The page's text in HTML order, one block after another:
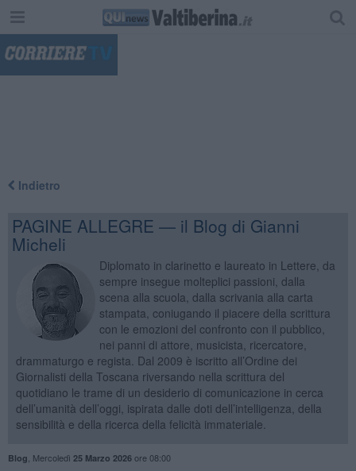
Indietro
PAGINE ALLEGRE — il Blog di Gianni
Micheli
Diplomato in clarinetto e laureato in Lettere, da
sempre insegue molteplici passioni, dalla
scena alla scuola, dalla scrivania alla carta
stampata, coniugando il piacere della scrittura
con le emozioni del confronto con il pubblico,
nei panni di attore, musicista, ricercatore,
drammaturgo e regista. Dal 2009 è iscritto all’Ordine dei
Giornalisti della Toscana riversando nella scrittura del
quotidiano le trame di un desiderio di comunicazione in cerca
dell’umanità dell’oggi, ispirata dalle doti dell’intelligenza, della
sensibilità e della ricerca della felicità immateriale.
Blog Mercoledì 25 Marzo 2026ore 08:00